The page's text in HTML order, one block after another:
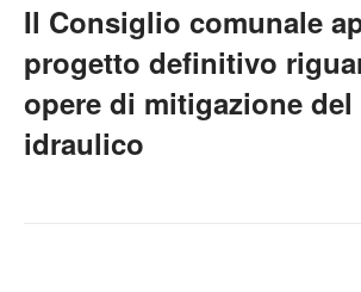
Il Consiglio comunale
progetto definitivo
opere di mitigazione
idraulico